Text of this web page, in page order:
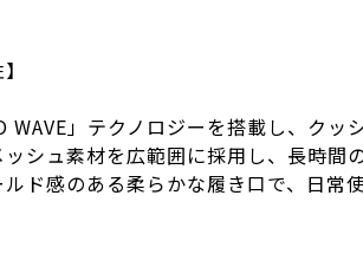
WAVE」テクノロジーを搭載し、クッ
シュ素材を広範囲に採用し、長時間
ルド感のある柔らかな履き口で、日常